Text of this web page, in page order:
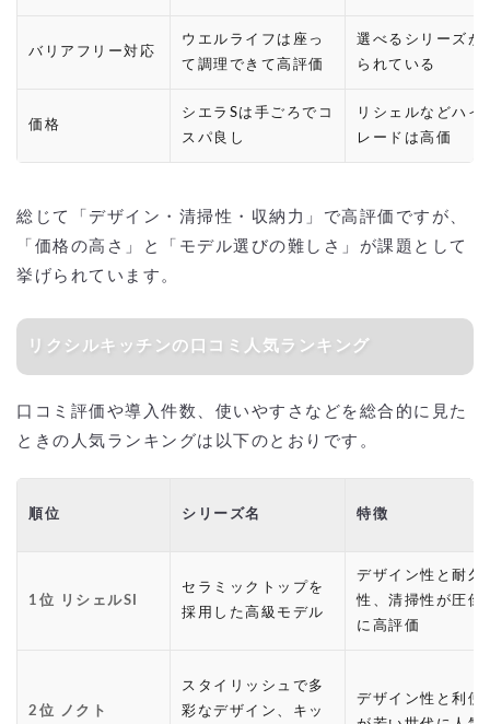
バリアフリー対応
ウエルライフは座っ
て調理できて高評価
選べるシリーズが
られている
価格
シエラSは手ごろでコ
スパ良し
リシェルなどハイ
レードは高価
総じて「デザイン・清掃性・収納力」で高評価ですが、
「価格の高さ」と「モデル選びの難しさ」が課題として
挙げられています。
リクシルキッチンの口コミ人気ランキング
口コミ評価や導入件数、使いやすさなどを総合的に見た
ときの人気ランキングは以下のとおりです。
順位 シリーズ名 特徴
1位 リシェルSI
セラミックトップを
採用した高級モデル
デザイン性と耐久
性、清掃性が圧倒
に高評価
2位 ノクト
スタイリッシュで多
彩なデザイン、キッ
デザイン性と利便